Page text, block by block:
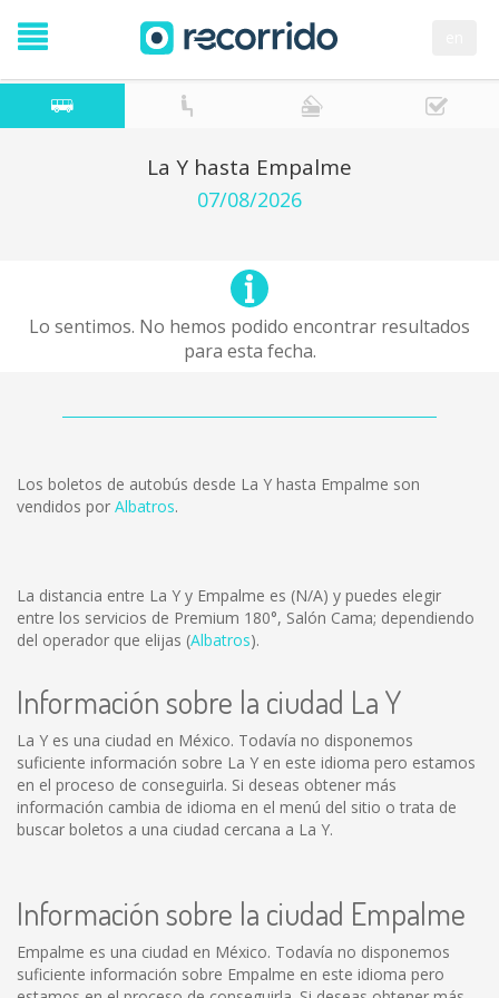
La Y hasta Empalme
07/08/2026
Lo sentimos. No hemos podido encontrar resultados
para esta fecha.
Los boletos de autobús desde La Y hasta Empalme son
vendidos por Albatros.
La distancia entre La Y y Empalme es (N/A) y puedes elegir
entre los servicios de Premium 180°, Salón Cama; dependiendo
del operador que elijas (Albatros).
Información sobre la ciudad La Y
La Y es una ciudad en México. Todavía no disponemos
suficiente información sobre La Y en este idioma pero estamos
en el proceso de conseguirla. Si deseas obtener más
información cambia de idioma en el menú del sitio o trata de
buscar boletos a una ciudad cercana a La Y.
Información sobre la ciudad Empalme
Empalme es una ciudad en México. Todavía no disponemos
suficiente información sobre Empalme en este idioma pero